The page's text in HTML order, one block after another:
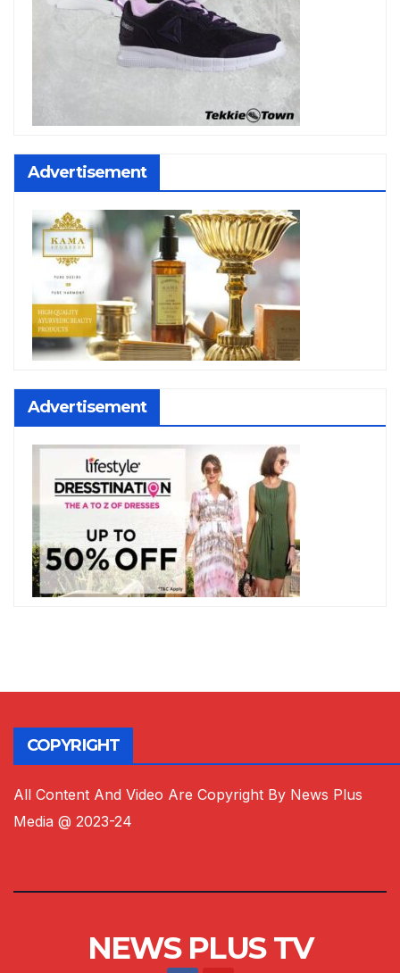
Advertisement
Advertisement
COPYRIGHT
All Content And Video Are Copyright By News Plus
Media @ 2023-24
NEWS PLUS TV